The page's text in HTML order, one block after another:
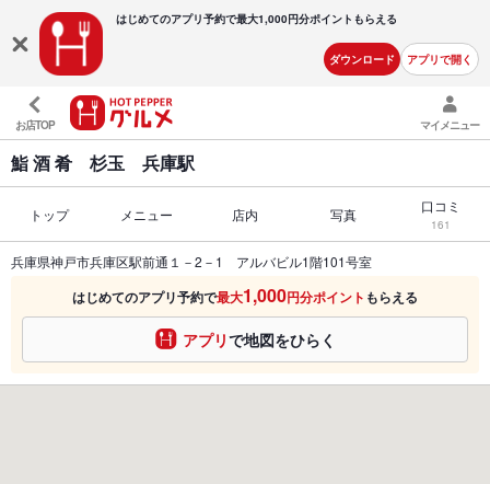
はじめてのアプリ予約で最大1,000円分ポイントもらえる
ダウンロード アプリで開く
お店TOP マイメニュー
鮨 酒 肴 杉玉 兵庫駅
トップ メニュー 店内 写真 口コミ
161
兵庫県神戸市兵庫区駅前通１－2－1 アルバビル1階101号室
はじめてのアプリ予約で最大1,000円分ポイント もらえる
アプリで地図をひらく